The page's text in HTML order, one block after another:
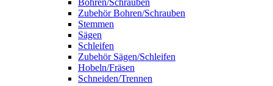
Bohren/Schrauben
Zubehör Bohren/Schrauben
Stemmen
Sägen
Schleifen
Zubehör Sägen/Schleifen
Hobeln/Fräsen
Schneiden/Trennen